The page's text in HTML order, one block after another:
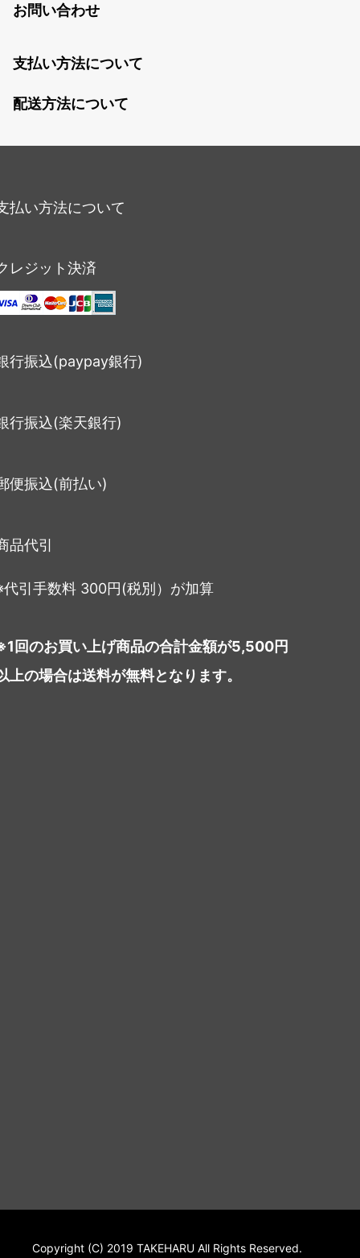
お問い合わせ
支払い方法について
配送方法について
払い方法について
レジット決済
行振込(paypay銀行)
行振込(楽天銀行)
便振込(前払い)
品代引
代引手数料 300円(税別）が加算
回のお買い上げ商品の合計金額が5,500円
上の場合は送料が無料となります。
Copyright (C) 2019 TAKEHARU All Rights Reserved.